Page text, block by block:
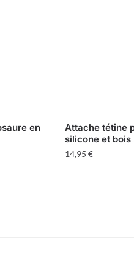
en
Attache tétine
silicone et bois
14,95 €